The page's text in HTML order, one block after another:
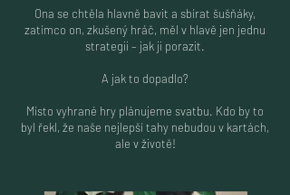
Ona se chtěla hlavně bavit a sbírat šušňáky,
zatímco on, zkušený hráč, měl v hlavě jen jednu
strategii – jak ji porazit.
A jak to dopadlo?
Místo vyhrané hry plánujeme svatbu. Kdo by to
byl řekl, že naše nejlepší tahy nebudou v kartách,
ale v životě!